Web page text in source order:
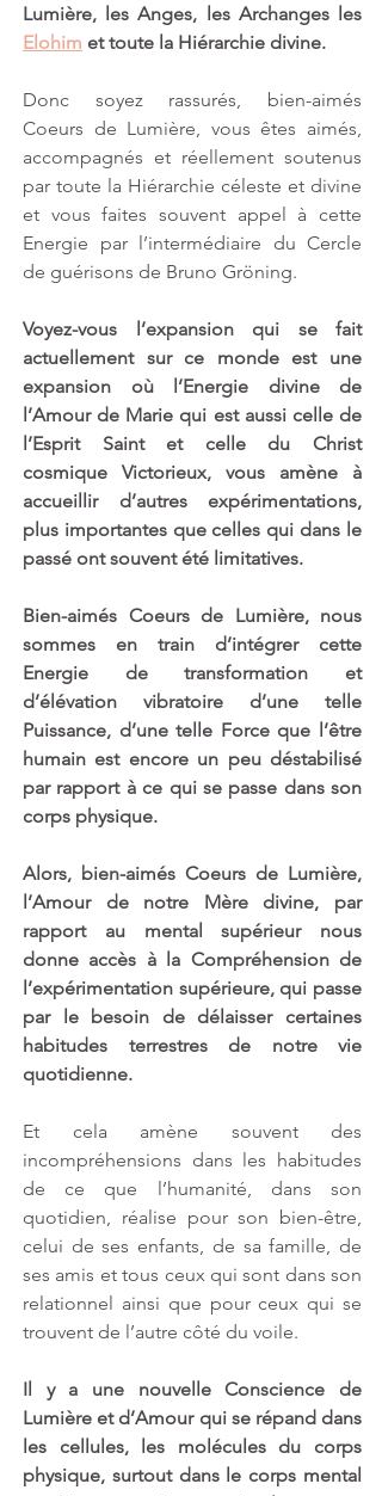
Elohim et toute la Hiérarchie divine.
Donc soyez rassurés, bien-aimés
Coeurs de Lumière, vous êtes aimés,
accompagnés et réellement soutenus
par toute la Hiérarchie céleste et divine
et vous faites souvent appel à cette
Energie par l’intermédiaire du Cercle
de guérisons de Bruno Gröning.
Voyez-vous l’expansion qui se fait
actuellement sur ce monde est une
expansion où l’Energie divine de
l’Amour de Marie qui est aussi celle de
l’Esprit Saint et celle du Christ
cosmique Victorieux, vous amène à
accueillir d’autres expérimentations,
plus importantes que celles qui dans le
passé ont souvent été limitatives.
Bien-aimés Coeurs de Lumière, nous
sommes en train d’intégrer cette
Energie de transformation et
d’élévation vibratoire d’une telle
Puissance, d’une telle Force que l’être
humain est encore un peu déstabilisé
par rapport à ce qui se passe dans son
corps physique.
Alors, bien-aimés Coeurs de Lumière,
l’Amour de notre Mère divine, par
rapport au mental supérieur nous
donne accès à la Compréhension de
l’expérimentation supérieure, qui passe
par le besoin de délaisser certaines
habitudes terrestres de notre vie
quotidienne.
Et cela amène souvent des
incompréhensions dans les habitudes
de ce que l’humanité, dans son
quotidien, réalise pour son bien-être,
celui de ses enfants, de sa famille, de
ses amis et tous ceux qui sont dans son
relationnel ainsi que pour ceux qui se
trouvent de l’autre côté du voile.
Il y a une nouvelle Conscience de
Lumière et d’Amour qui se répand dans
les cellules, les molécules du corps
physique, surtout dans le corps mental